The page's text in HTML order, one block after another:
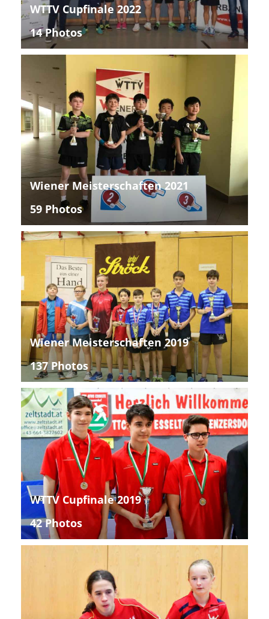
WTTV Cupfinale 2022
14 Photos
Wiener Meisterschaften 2021
59 Photos
Wiener Meisterschaften 2019
137 Photos
WTTV Cupfinale 2019
42 Photos